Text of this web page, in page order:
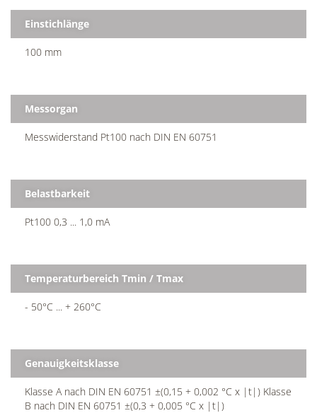
Einstichlänge
100 mm
Messorgan
Messwiderstand Pt100 nach DIN EN 60751
Belastbarkeit
Pt100 0,3 ... 1,0 mA
Temperaturbereich Tmin / Tmax
- 50°C ... + 260°C
Genauigkeitsklasse
Klasse A nach DIN EN 60751 ±(0,15 + 0,002 °C x |t|) Klasse
B nach DIN EN 60751 ±(0,3 + 0,005 °C x |t|)